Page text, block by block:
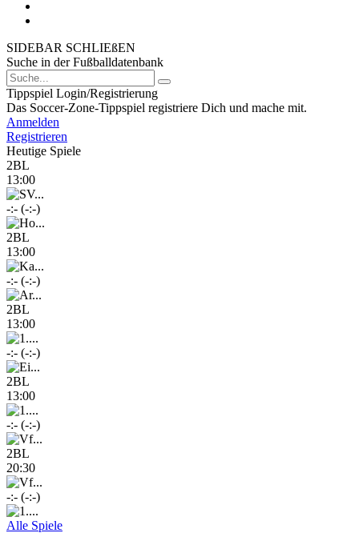
SIDEBAR SCHLIEßEN
Suche in der Fußballdatenbank
Tippspiel Login/Registrierung
Das Soccer-Zone-Tippspiel registriere Dich und mache mit.
Anmelden
Registrieren
Heutige Spiele
2BL
13:00
-:- (-:-)
2BL
13:00
-:- (-:-)
2BL
13:00
-:- (-:-)
2BL
13:00
-:- (-:-)
2BL
20:30
-:- (-:-)
Alle Spiele